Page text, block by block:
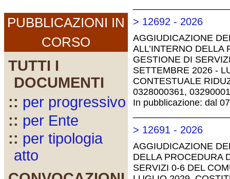
PUBBLICAZIONI IN
CORSO
TUTTI I
DOCUMENTI
:: per progressivo
:: per Ente
:: per tipologia
atto
> 12692 - 2026
AGGIUDICAZIONE
ALL’INTERNO
GESTIONE DI
SETTEMBRE 2026 -
CONTESTUALE
0328000361,
In pubblicazione: dal
> 12691 - 2026
AGGIUDICAZIONE
DELLA PROCEDURA
SERVIZI 0-6 DEL